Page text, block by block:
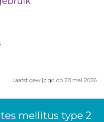
Laatst gewijzigd op 28 mei 2026
mellitus type 2